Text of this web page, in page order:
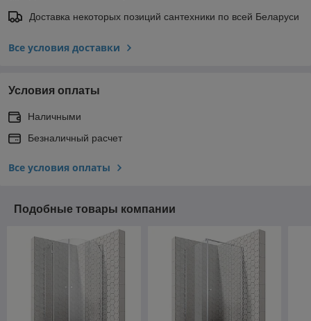
Доставка некоторых позиций сантехники по всей Беларуси
Все условия доставки
Условия оплаты
Наличными
Безналичный расчет
Все условия оплаты
Подобные товары компании